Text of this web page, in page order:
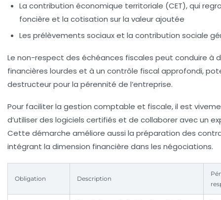
La contribution économique territoriale (CET), qui
foncière et la cotisation sur la valeur ajoutée
Les prélèvements sociaux et la contribution sociale
Le non-respect des échéances fiscales peut conduire à
financières lourdes et à un contrôle fiscal approfondi,
destructeur pour la pérennité de l’entreprise.
Pour faciliter la gestion comptable et fiscale, il est
d’utiliser des logiciels certifiés et de collaborer avec un
Cette démarche améliore aussi la préparation des
intégrant la dimension financière dans les négociations.
Obligation Description